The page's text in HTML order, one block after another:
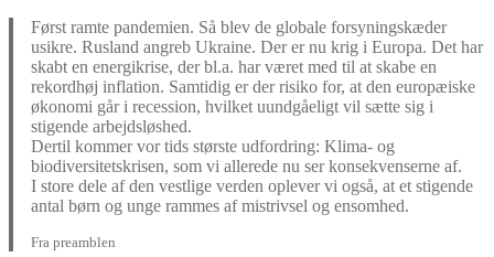
Først ramte pandemien. Så blev de globale forsyningskæder
usikre. Rusland angreb Ukraine. Der er nu krig i Europa. Det har
skabt en energikrise, der bl.a. har været med til at skabe en
rekordhøj inflation. Samtidig er der risiko for, at den europæiske
økonomi går i recession, hvilket uundgåeligt vil sætte sig i
stigende arbejdsløshed.
Dertil kommer vor tids største udfordring: Klima- og
biodiversitetskrisen, som vi allerede nu ser konsekvenserne af.
I store dele af den vestlige verden oplever vi også, at et stigende
antal børn og unge rammes af mistrivsel og ensomhed.
Fra preamblen